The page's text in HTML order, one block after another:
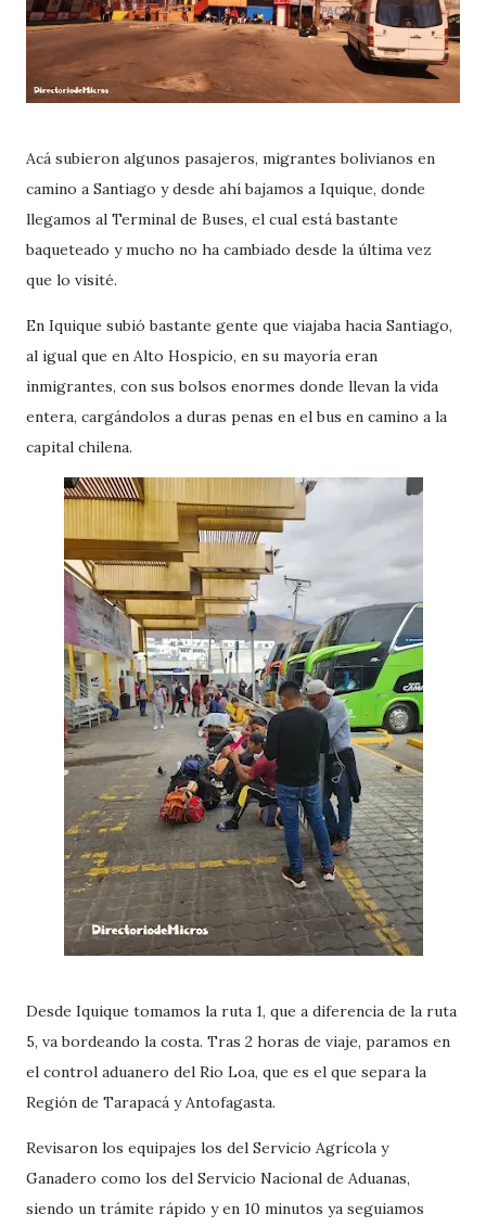
Acá subieron algunos pasajeros, migrantes bolivianos en
camino a Santiago y desde ahí bajamos a Iquique, donde
llegamos al Terminal de Buses, el cual está bastante
baqueteado y mucho no ha cambiado desde la última vez
que lo visité.
En Iquique subió bastante gente que viajaba hacia Santiago,
al igual que en Alto Hospicio, en su mayoría eran
inmigrantes, con sus bolsos enormes donde llevan la vida
entera, cargándolos a duras penas en el bus en camino a la
capital chilena.
Desde Iquique tomamos la ruta 1, que a diferencia de la ruta
5, va bordeando la costa. Tras 2 horas de viaje, paramos en
el control aduanero del Rio Loa, que es el que separa la
Región de Tarapacá y Antofagasta.
Revisaron los equipajes los del Servicio Agrícola y
Ganadero como los del Servicio Nacional de Aduanas,
siendo un trámite rápido y en 10 minutos ya seguiamos